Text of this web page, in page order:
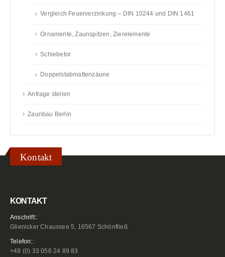
Vergleich Feuerverzinkung – DIN 10244 und DIN 1461
Ornamente, Zaunspitzen, Zierelemente
Schiebetor
Doppelstabmattenzäune
Anfrage stellen
Zaunbau Berlin
Kontakt
KONTAKT
Anschrift::
Glienicker Chaussee 5, 16567 Schönfließ
Telefon::
+49 (0) 33 056 24 89 83